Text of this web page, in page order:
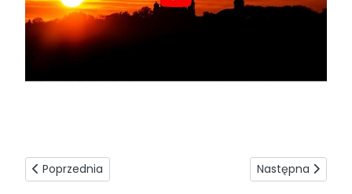
Poprzednia strona: Zalecenia duszpasterskie na czas
Poprzednia Następna
Następna